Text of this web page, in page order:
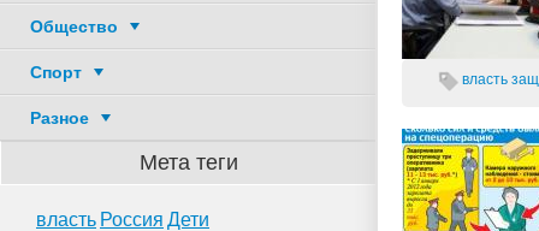
Общество
Спорт
Разное
Мета теги
власть Россия Дети
власть